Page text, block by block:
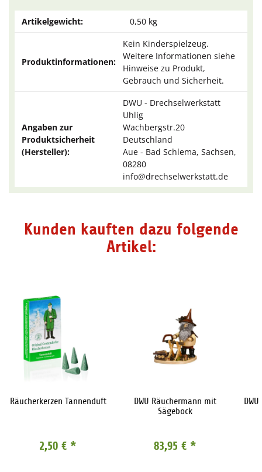
Artikelgewicht: 0,50 kg
Produktinformationen:
Kein Kinderspielzeug.
Weitere Informationen siehe
Hinweise zu Produkt,
Gebrauch und Sicherheit.
Angaben zur
Produktsicherheit
(Hersteller):
DWU - Drechselwerkstatt
Uhlig
Wachbergstr.20
Deutschland
Aue - Bad Schlema, Sachsen,
08280
info@drechselwerkstatt.de
Kunden kauften dazu folgende
Artikel:
Räucherkerzen Tannenduft
2,50 € *
DWU Räuchermann mit
Sägebock
83,95 € *